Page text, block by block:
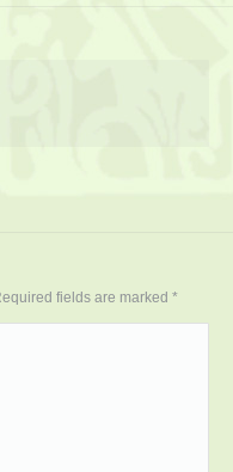
fields are marked *